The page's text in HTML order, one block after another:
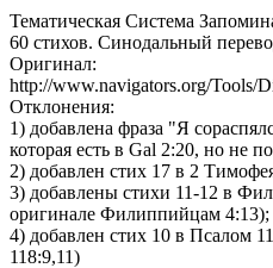
Тематическая Система
60 стихов. Синодальный
Оригинал:
http://www.navigators.org/Tools/
Отклонения:
1) добавлена фраза "Я
которая есть в Gal 2:20, но не
2) добавлен стих 17 в 2
3) добавлены стихи 11-12 в
оригинале Филиппийцам 4:13);
4) добавлен стих 10 в Псалом
118:9,11)